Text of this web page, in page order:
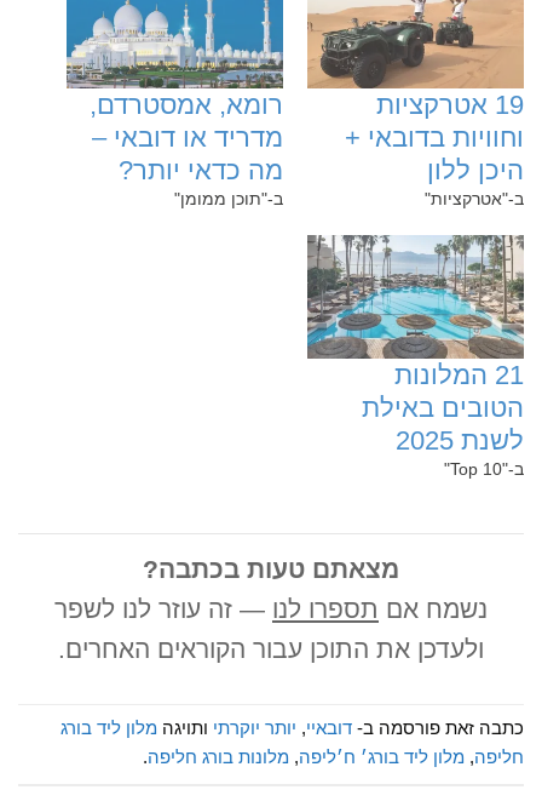
‏19‏ אטרקציות
וחוויות בדובאי +
היכן ללון
ב-"אטרקציות"
‏רומא, אמסטרדם,
מדריד או דובאי –
מה כדאי יותר?
ב-"תוכן ממומן"
‏21‏ המלונות
הטובים באילת
לשנת 2025
ב-"Top 10"
מצאתם טעות בכתבה?
נשמח אם תספרו לנו — זה עוזר לנו לשפר
ולעדכן את התוכן עבור הקוראים האחרים.
כתבה זאת פורסמה ב- דובאיי, יותר יוקרתי ותויגה מלון ליד בורג
חליפה, מלון ליד בורג׳ ח׳ליפה, מלונות בורג חליפה.